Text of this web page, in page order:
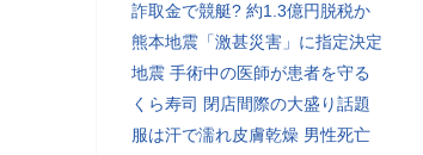
詐取金で競艇? 約1.3億円脱税か
熊本地震「激甚災害」に指定決定
地震 手術中の医師が患者を守る
くら寿司 閉店間際の大盛り話題
服は汗で濡れ皮膚乾燥 男性死亡